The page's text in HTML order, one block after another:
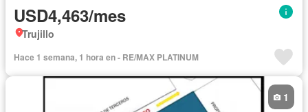
USD4,463/mes
Trujillo
Hace 1 semana, 1 hora en - RE/MAX PLATINUM
1